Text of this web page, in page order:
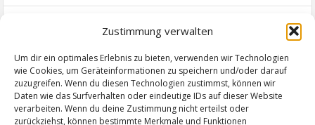
Zustimmung verwalten
Um dir ein optimales Erlebnis zu bieten, verwenden wir Technologien
wie Cookies, um Geräteinformationen zu speichern und/oder darauf
zuzugreifen. Wenn du diesen Technologien zustimmst, können wir
Daten wie das Surfverhalten oder eindeutige IDs auf dieser Website
verarbeiten. Wenn du deine Zustimmung nicht erteilst oder
zurückziehst, können bestimmte Merkmale und Funktionen
Mit der Drahtseilbahn zur ZENTRALSTATION